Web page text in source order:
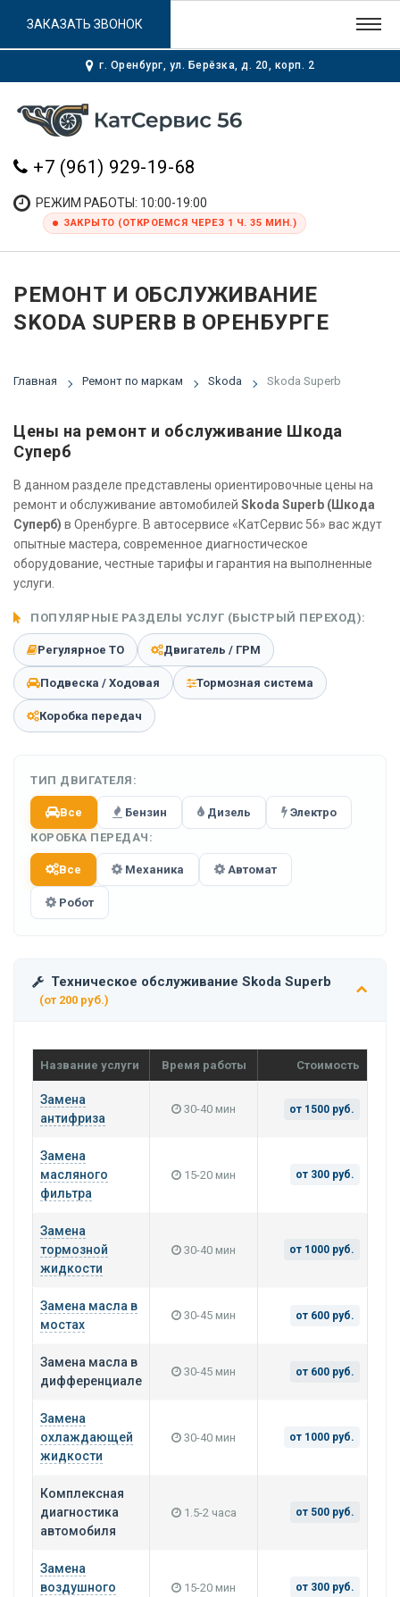
г. Оренбург, ул. Берёзка, д. 20, корп. 2
+7 (961) 929-19-68
РЕЖИМ РАБОТЫ: 10:00-19:00
ЗАКРЫТО (ОТКРОЕМСЯ ЧЕРЕЗ 1 Ч. 35 МИН.)
ЗАКАЗАТЬ ЗВОНОК
РЕМОНТ И ОБСЛУЖИВАНИЕ
SKODA SUPERB В ОРЕНБУРГЕ
Главная Ремонт по маркам Skoda Skoda Superb
Цены на ремонт и обслуживание Шкода
Суперб
В данном разделе представлены ориентировочные цены на
ремонт и обслуживание автомобилей Skoda Superb (Шкода
Суперб) в Оренбурге. В автосервисе «КатСервис 56» вас ждут
опытные мастера, современное диагностическое
оборудование, честные тарифы и гарантия на выполненные
услуги.
ПОПУЛЯРНЫЕ РАЗДЕЛЫ УСЛУГ (БЫСТРЫЙ ПЕРЕХОД):
Регулярное ТО Двигатель / ГРМ
Подвеска / Ходовая Тормозная система
Коробка передач
ТИП ДВИГАТЕЛЯ:
Все Бензин Дизель
Электро
КОРОБКА ПЕРЕДАЧ:
Все Механика Автомат
Робот
Техническое обслуживание Skoda Superb
(от 200 руб.)
Название услуги Время работы Стоимость
Замена
антифриза
30-40 мин от 1500 руб.
Замена
масляного
фильтра
15-20 мин от 300 руб.
Замена
тормозной
жидкости
30-40 мин от 1000 руб.
Замена масла в
мостах
30-45 мин от 600 руб.
Замена масла в
дифференциале
30-45 мин от 600 руб.
Замена
охлаждающей
жидкости
30-40 мин от 1000 руб.
Комплексная
диагностика
автомобиля
1.5-2 часа от 500 руб.
Замена
воздушного
15-20 мин от 300 руб.